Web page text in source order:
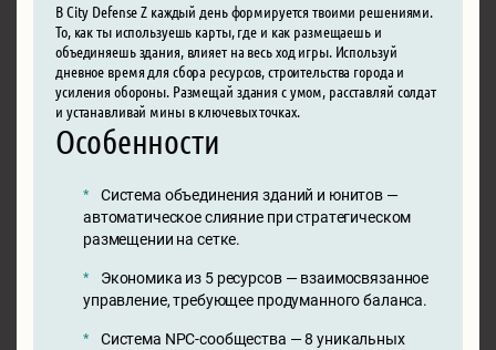
В City Defense Z каждый день формируется твоими решениями.
То, как ты используешь карты, где и как размещаешь и
объединяешь здания, влияет на весь ход игры. Используй
дневное время для сбора ресурсов, строительства города и
усиления обороны. Размещай здания с умом, расставляй солдат
и устанавливай мины в ключевых точках.
Особенности
Система объединения зданий и юнитов —
автоматическое слияние при стратегическом
размещении на сетке.
Экономика из 5 ресурсов — взаимосвязанное
управление, требующее продуманного баланса.
Система NPC-сообщества — 8 уникальных